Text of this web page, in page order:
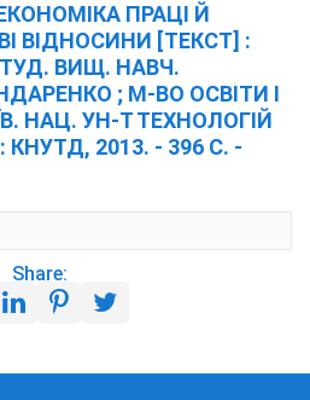
ПРАЦІ Й
ВІДНОСИНИ [ТЕКСТ] :
ВИЩ. НАВЧ.
; М-ВО ОСВІТИ І
НАЦ. УН-Т ТЕХНОЛОГІЙ
2013. - 396 С. -
Share: